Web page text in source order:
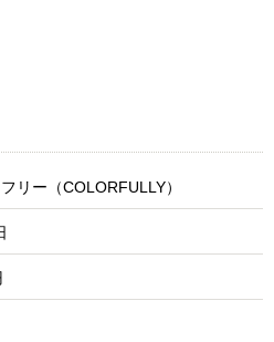
リー（COLORFULLY）